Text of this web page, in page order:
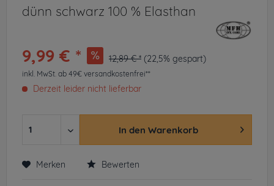
dünn schwarz 100 % Elasthan
9,99 € * 12,89 € * (22,5% gespart)
inkl. MwSt. ab 49€ versandkostenfrei**
Derzeit leider nicht lieferbar
In den Warenkorb
Merken Bewerten